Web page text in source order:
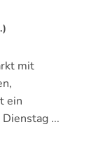
mit
ein
...